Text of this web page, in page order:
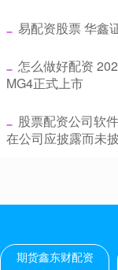
易配资股票 华鑫
怎么做好配资
MG4正式上市
股票配资公司软
在公司应披露而未
期货鑫东财配资